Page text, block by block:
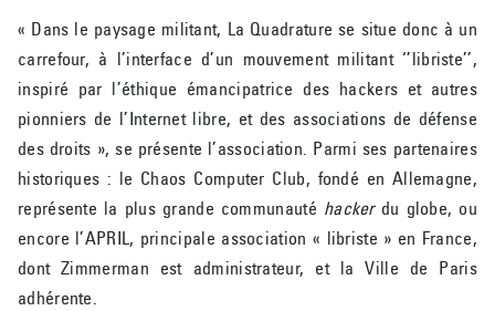
« Dans le paysage militant, La Quadrature se situe donc à un
carrefour, à l’interface d’un mouvement militant ‘’libriste’’,
inspiré par l’éthique émancipatrice des hackers et autres
pionniers de l’Internet libre, et des associations de défense
des droits », se présente l’association. Parmi ses partenaires
historiques : le Chaos Computer Club, fondé en Allemagne,
représente la plus grande communauté hackerdu globe, ou
encore l’APRIL, principale association « libriste » en France,
dont Zimmerman est administrateur, et la Ville de Paris
adhérente.